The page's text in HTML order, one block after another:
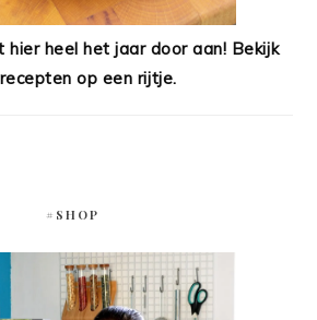
hier heel het jaar door aan! Bekijk
op een rijtje.
#SHOP